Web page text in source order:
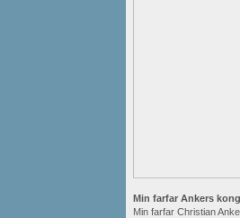
Min farfar Ankers
Min farfar Christian